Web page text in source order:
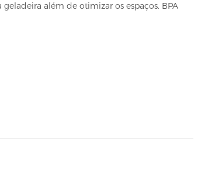
além de otimizar os espaços. BPA